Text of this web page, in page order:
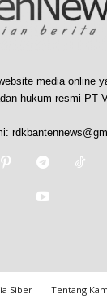
media online
hukum resmi PT
Siber Tentang